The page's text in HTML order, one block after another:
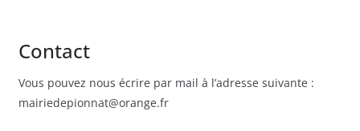
Contact
Vous pouvez nous écrire par mail à l’adresse suivante :
mairiedepionnat@orange.fr